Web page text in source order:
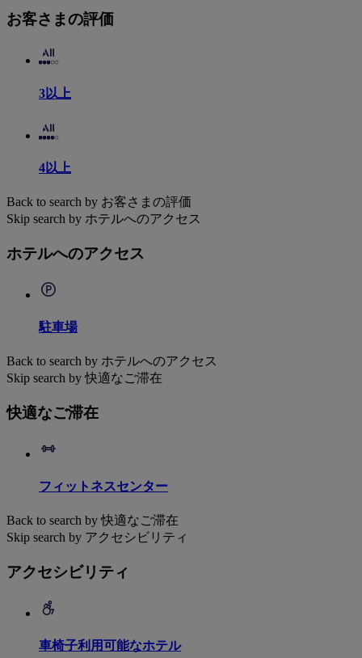
お客さまの評価
3以上
4以上
Back to search by お客さまの評価
Skip search by ホテルへのアクセス
ホテルへのアクセス
駐車場
Back to search by ホテルへのアクセス
Skip search by 快適なご滞在
快適なご滞在
フィットネスセンター
Back to search by 快適なご滞在
Skip search by アクセシビリティ
アクセシビリティ
車椅子利用可能なホテル